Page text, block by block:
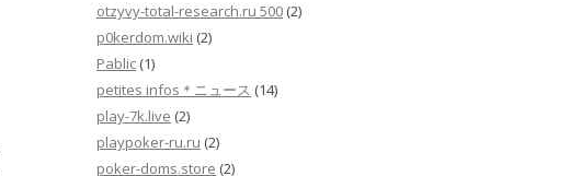
otzyvy-total-research.ru 500 (2)
p0kerdom.wiki (2)
Pablic (1)
petites infos＊ニュース (14)
play-7k.live (2)
playpoker-ru.ru (2)
poker-doms.store (2)